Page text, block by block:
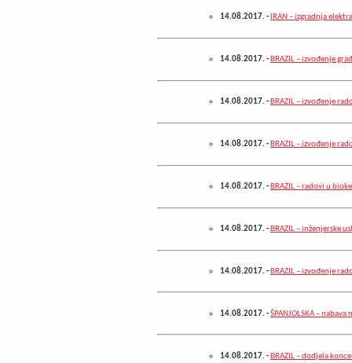
14.08.2017.-IRAN – izgradnja
14.08.2017.-BRAZIL – izvođenje
14.08.2017.-BRAZIL – izvođenje
14.08.2017.-BRAZIL – izvođenje
14.08.2017.- BRAZIL – radovi u
14.08.2017.- BRAZIL – inženjerske
14.08.2017.- BRAZIL – izvođenje
14.08.2017.-ŠPANJOLSKA –
14.08.2017.- BRAZIL – dodjela